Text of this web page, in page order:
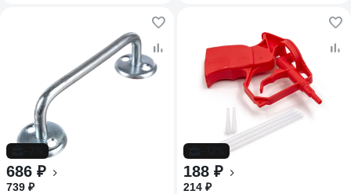
686 ₽
739 ₽
188 ₽
214 ₽